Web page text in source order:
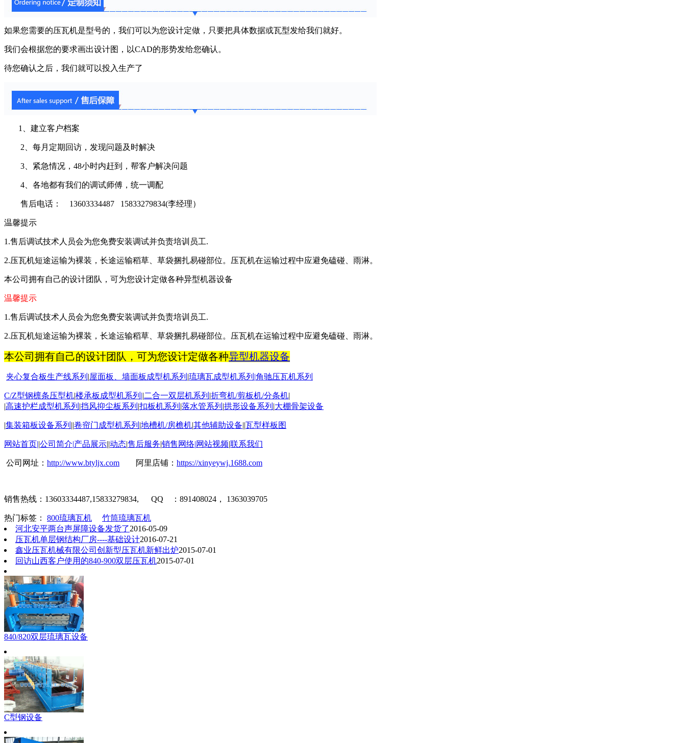
如果您需要的压瓦机是型号的，我们可以为您设计定做，只要把具体数据或瓦型发给我们就好。
我们会根据您的要求画出设计图，以CAD的形势发给您确认。
待您确认之后，我们就可以投入生产了
1、建立客户档案
2、每月定期回访，发现问题及时解决
3、紧急情况，48小时内赶到，帮客户解决问题
4、各地都有我们的调试师傅，统一调配
售后电话： 13603334487 15833279834(李经理）
温馨提示
1.售后调试技术人员会为您免费安装调试并负责培训员工.
2.压瓦机短途运输为裸装，长途运输稻草、草袋捆扎易碰部位。压瓦机在运输过程中应避免磕碰、雨淋。
本公司拥有自己的设计团队，可为您设计定做各种异型机器设备
温馨提示
1.售后调试技术人员会为您免费安装调试并负责培训员工.
2.压瓦机短途运输为裸装，长途运输稻草、草袋捆扎易碰部位。压瓦机在运输过程中应避免磕碰、雨淋。
本公司拥有自己的设计团队，可为您设计定做各种异型机器设备
夹心复合板生产线系列 |屋面板 、墙面板成型机系列 |琉璃瓦成型机系列 |角驰压瓦机系列
C/Z型钢檩条压型机|楼承板成型机系列 ||二合一双层机系列 |折弯机/剪板机/分条机|
|高速护栏成型机系列 |挡风抑尘板系列 |扣板机系列 |落水管系列 |拱形设备系列 |大棚骨架设备
|集装箱板设备系列 ||卷帘门成型机系列 |地槽机/房檐机|其他辅助设备||瓦型样板图
网站首页||公司简介|产品展示||动态|售后服务|销售网络|网站视频|联系我们
公司网址： http://www.btyljx.com 阿里店铺： https://xinyeywj.1688.com
销售热线： 13603334487,15833279834, QQ ： 891408024 ， 1363039705
热门标签： 800琉璃瓦机
竹筒琉璃瓦机
河北安平两台声屏障设备发货了2016-05-09
压瓦机单层钢结构厂房----基础设计2016-07-21
鑫业压瓦机械有限公司创新型压瓦机新鲜出炉2015-07-01
回访山西客户使用的840-900双层压瓦机2015-07-01
840/820双层琉璃瓦设备
C型钢设备